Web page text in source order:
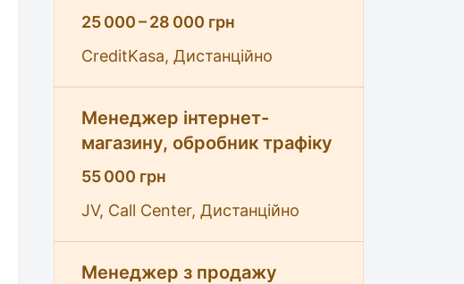
25 000 – 28 000 грн
CreditKasa, Дистанційно
Менеджер інтернет-
магазину, обробник трафіку
55 000 грн
JV, Call Center, Дистанційно
Менеджер з продажу